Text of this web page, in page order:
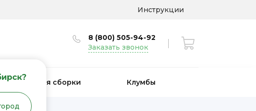
Инструкции
8 (800) 505-94-92
Заказать звонок
Грядки для сборки Клумбы